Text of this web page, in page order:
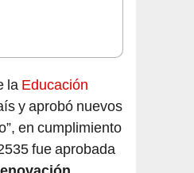
la Educación
y aprobó nuevos
en cumplimiento
fue aprobada